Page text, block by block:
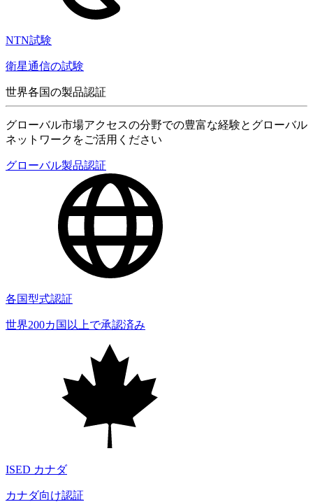
NTN試験
衛星通信の試験
世界各国の製品認証
グローバル市場アクセスの分野での豊富な経験とグローバル
ネットワークをご活用ください
グローバル製品認証
各国型式認証
世界200カ国以上で承認済み
ISED カナダ
カナダ向け認証